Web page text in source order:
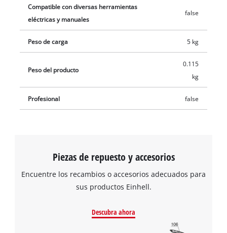
Compatible con diversas herramientas
eléctricas y manuales
false
Peso de carga 5 kg
Peso del producto
0.115
kg
Profesional false
Piezas de repuesto y accesorios
Encuentre los recambios o accesorios adecuados para
sus productos Einhell.
Descubra ahora